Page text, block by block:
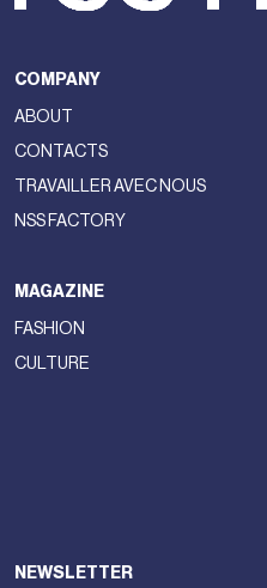
COMPANY
ABOUT
CONTACTS
TRAVAILLER AVEC NOUS
NSS FACTORY
MAGAZINE
FASHION
CULTURE
NEWSLETTER